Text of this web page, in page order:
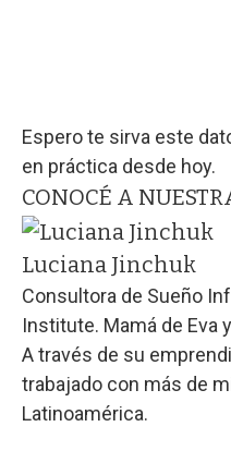
Espero te sirva este
en práctica desde hoy.
CONOCÉ A
Luciana Jinchuk
Consultora de Sueño
Institute. Mamá de Eva
A través de su
trabajado con más de
Latinoamérica.